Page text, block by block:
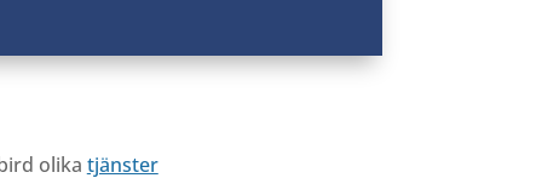
olika tjänster